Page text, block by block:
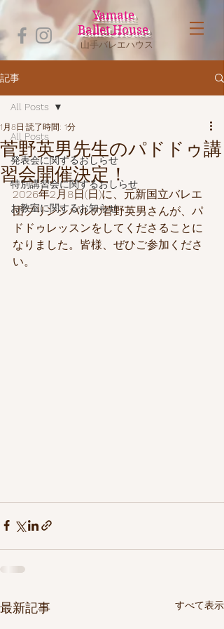
Yamate
Ballet House
山手バレエハウス
記事
All Posts
発表会に関するおしらせ
特別講習会に関するおしらせ
お教室に関するお知らせ
All Posts
菅野英男先生のパドドゥ講
習会開催決定！
1月8日 読了時間: 1分
2026年2月8日(日)に、元新国立バレエ
団プリンシパルの菅野英男さんが、パ
ドドゥレッスンをしてくださることに
なりました。皆様、ぜひご参加くださ
い。
最新記事 すべて表示